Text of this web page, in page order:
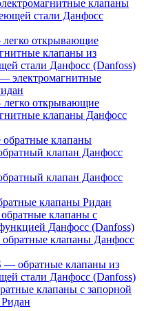
клапаны
стали Данфосс
открывающие
клапаны из
стали Данфосс (Danfoss)
электромагнитные
открывающие
клапаны Данфосс
клапаны
клапан Данфосс
клапан Данфосс
клапаны Ридан
клапаны с
Данфосс (Danfoss)
клапаны Данфосс
— обратные клапаны из
стали Данфосс (Danfoss)
клапаны с запорной